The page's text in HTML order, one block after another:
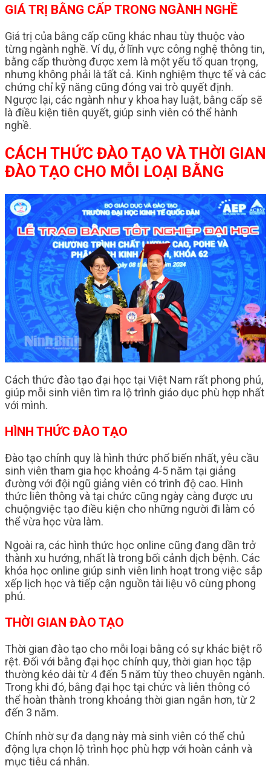
GIÁ TRỊ BẰNG CẤP TRONG NGÀNH NGHỀ
Giá trị của bằng cấp cũng khác nhau tùy thuộc vào
từng ngành nghề. Ví dụ, ở lĩnh vực công nghệ thông tin,
bằng cấp thường được xem là một yếu tố quan trọng,
nhưng không phải là tất cả. Kinh nghiệm thực tế và các
chứng chỉ kỹ năng cũng đóng vai trò quyết định.
Ngược lại, các ngành như y khoa hay luật, bằng cấp sẽ
là điều kiện tiên quyết, giúp sinh viên có thể hành
nghề.
CÁCH THỨC ĐÀO TẠO VÀ THỜI GIAN
ĐÀO TẠO CHO MỖI LOẠI BẰNG
Cách thức đào tạo đại học tại Việt Nam rất phong phú,
giúp mỗi sinh viên tìm ra lộ trình giáo dục phù hợp nhất
với mình.
HÌNH THỨC ĐÀO TẠO
Đào tạo chính quy là hình thức phổ biến nhất, yêu cầu
sinh viên tham gia học khoảng 4-5 năm tại giảng
đường với đội ngũ giảng viên có trình độ cao. Hình
thức liên thông và tại chức cũng ngày càng được ưu
chuộngviệc tạo điều kiện cho những người đi làm có
thể vừa học vừa làm.
Ngoài ra, các hình thức học online cũng đang dần trở
thành xu hướng, nhất là trong bối cảnh dịch bệnh. Các
khóa học online giúp sinh viên linh hoạt trong việc sắp
xếp lịch học và tiếp cận nguồn tài liệu vô cùng phong
phú.
THỜI GIAN ĐÀO TẠO
Thời gian đào tạo cho mỗi loại bằng có sự khác biệt rõ
rệt. Đối với bằng đại học chính quy, thời gian học tập
thường kéo dài từ 4 đến 5 năm tùy theo chuyên ngành.
Trong khi đó, bằng đại học tại chức và liên thông có
thể hoàn thành trong khoảng thời gian ngắn hơn, từ 2
đến 3 năm.
Chính nhờ sự đa dạng này mà sinh viên có thể chủ
động lựa chọn lộ trình học phù hợp với hoàn cảnh và
mục tiêu cá nhân.